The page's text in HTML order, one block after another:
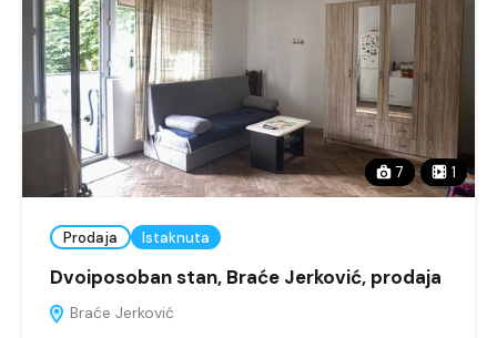
7 1
Prodaja Istaknuta
Dvoiposoban stan, Braće Jerković, prodaja
Braće Jerković